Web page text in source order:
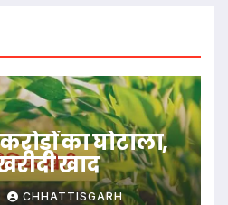
का घोटाला,
खाद
CHHATTISGARH